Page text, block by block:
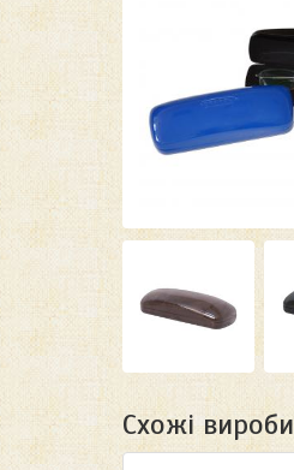
Схожі вироби